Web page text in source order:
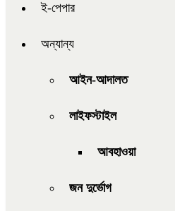
ই-পেপার
অন্যান্য
আইন-আদালত
লাইফস্টাইল
আবহাওয়া
জন দুর্ভোগ